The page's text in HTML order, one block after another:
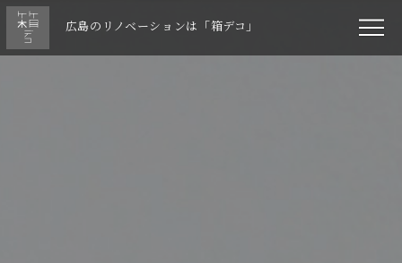
広島のリノベーションは「箱デコ」